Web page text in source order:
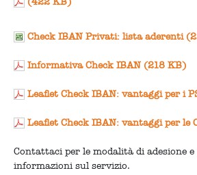
Check IBAN Privati: lista aderenti
Informativa Check IBAN (218 KB)
Leaflet Check IBAN: vantaggi per i
Leaflet Check IBAN: vantaggi per le
Contattaci per le modalità di adesione
informazioni sul servizio.